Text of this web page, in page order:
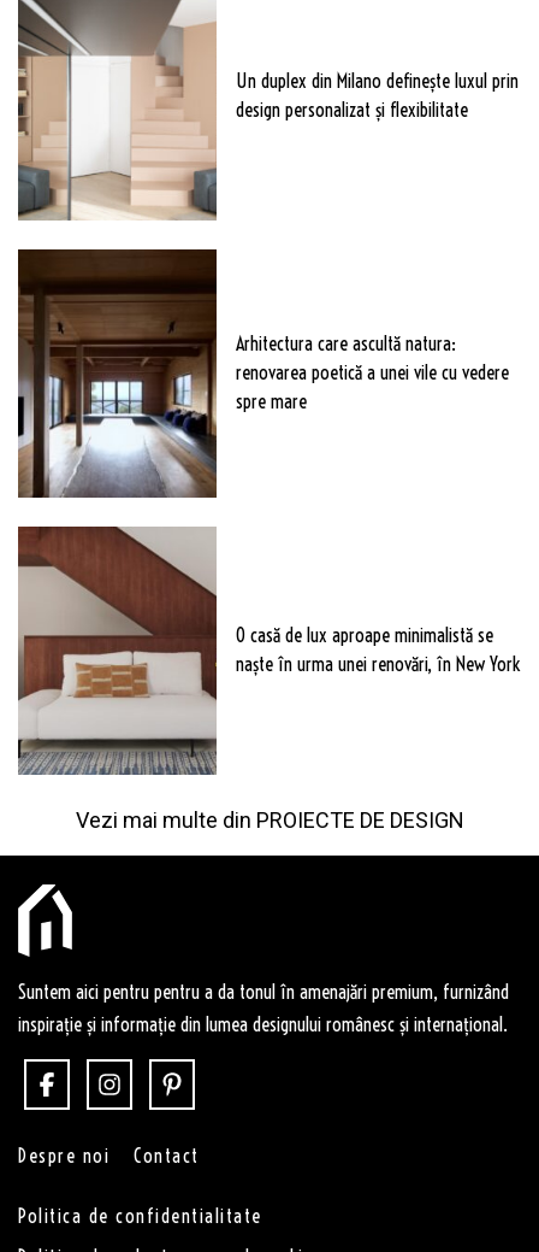
Un duplex din Milano definește luxul prin
design personalizat și flexibilitate
Arhitectura care ascultă natura:
renovarea poetică a unei vile cu vedere
spre mare
O casă de lux aproape minimalistă se
naște în urma unei renovări, în New York
Vezi mai multe din PROIECTE DE DESIGN
Suntem aici pentru pentru a da tonul în amenajări premium, furnizând
inspirație și informație din lumea designului românesc și internațional.
Despre noi Contact
Politica de confidentialitate